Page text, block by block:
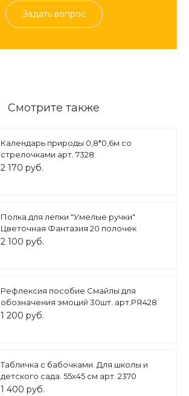
Задать вопрос
Смотрите также
Календарь природы 0,8*0,6м со
стрелочками арт. 7328
2 170 руб.
Полка для лепки "Умелые ручки"
Цветочная Фантазия 20 полочек
0,66*0,5м арт.П1140
2 100 руб.
Рефлексия пособие Смайлы для
обозначения эмоций 30шт. арт.РЯ428
1 200 руб.
Табличка с бабочками. Для школы и
детского сада. 55х45 см арт. 2370
1 400 руб.